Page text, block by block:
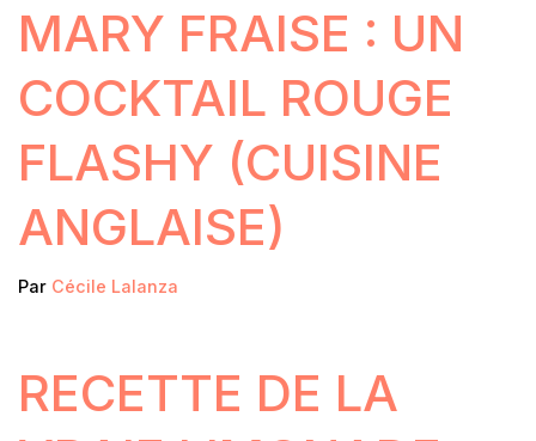
MARY FRAISE : UN
COCKTAIL ROUGE
FLASHY (CUISINE
ANGLAISE)
Par Cécile Lalanza
RECETTE DE LA